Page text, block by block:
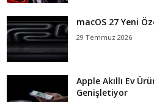
macOS 27 Yeni
29 Temmuz 2026
Apple Akıllı Ev
Genişletiyor